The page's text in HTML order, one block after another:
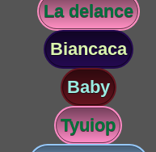
La delance
Biancaca
Baby
Tyuiop